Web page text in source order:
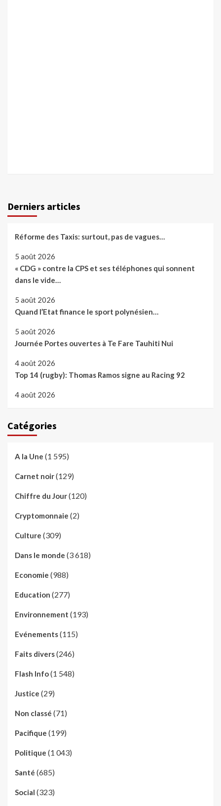
Derniers articles
Réforme des Taxis: surtout, pas de vagues…
5 août 2026
« CDG » contre la CPS et ses téléphones qui sonnent
dans le vide…
5 août 2026
Quand l’Etat finance le sport polynésien…
5 août 2026
Journée Portes ouvertes à Te Fare Tauhiti Nui
4 août 2026
Top 14 (rugby): Thomas Ramos signe au Racing 92
4 août 2026
Catégories
A la Une (1 595)
Carnet noir(129)
Chiffre du Jour(120)
Cryptomonnaie (2)
Culture (309)
Dans le monde (3 618)
Economie (988)
Education (277)
Environnement (193)
Evénements(115)
Faits divers(246)
Flash Info(1 548)
Justice (29)
Non classé (71)
Pacifique (199)
Politique (1 043)
Santé (685)
Social (323)